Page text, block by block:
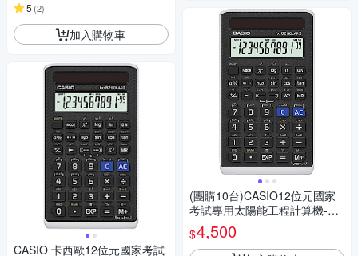
5 (2)
加入購物車
CASIO 卡西歐12位元國家考試
(團購10台)CASIO12位元國家
考試專用太陽能工程計算機-FX
-82SOLARII
$4,500